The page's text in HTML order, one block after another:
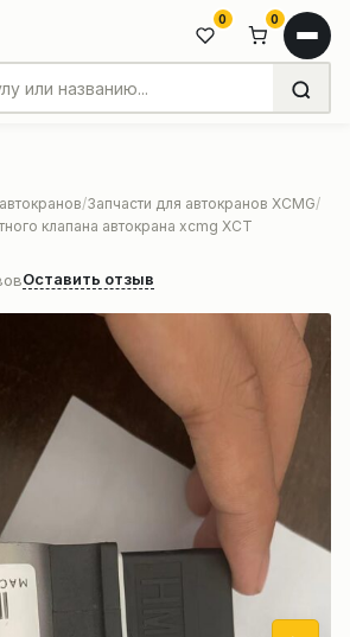
0 0
Запчасти для автокранов XCMG
клапана автокрана xcmg XCT
Оставить отзыв